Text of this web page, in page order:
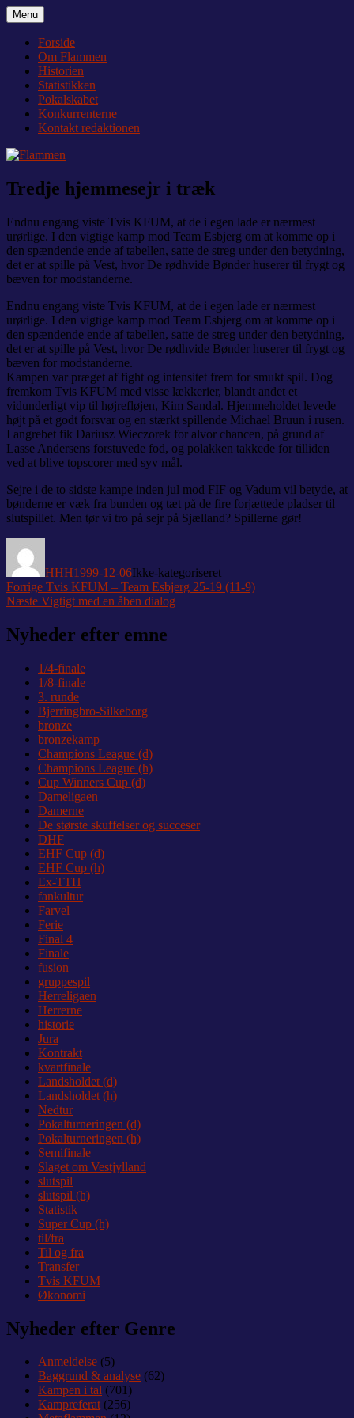
Videre
til
indhold
Flammen
Nyheder og debat om Team Tvis Holstebro
Menu
Forside
Om Flammen
Historien
Statistikken
Pokalskabet
Konkurrenterne
Kontakt redaktionen
Tredje hjemmesejr i træk
Endnu engang viste Tvis KFUM, at de i egen lade er nærmest
urørlige. I den vigtige kamp mod Team Esbjerg om at komme op i
den spændende ende af tabellen, satte de streg under den betydning,
det er at spille på Vest, hvor De rødhvide Bønder huserer til frygt og
bæven for modstanderne.
Endnu engang viste Tvis KFUM, at de i egen lade er nærmest
urørlige. I den vigtige kamp mod Team Esbjerg om at komme op i
den spændende ende af tabellen, satte de streg under den betydning,
det er at spille på Vest, hvor De rødhvide Bønder huserer til frygt og
bæven for modstanderne.
Kampen var præget af fight og intensitet frem for smukt spil. Dog
fremkom Tvis KFUM med visse lækkerier, blandt andet et
vidunderligt vip til højrefløjen, Kim Sandal. Hjemmeholdet levede
højt på et godt forsvar og en stærkt spillende Michael Bruun i rusen.
I angrebet fik Dariusz Wieczorek for alvor chancen, på grund af
Lasse Andersens forstuvede fod, og polakken takkede for tilliden
ved at blive topscorer med syv mål.
Sejre i de to sidste kampe inden jul mod FIF og Vadum vil betyde, at
bønderne er væk fra bunden og tæt på de fire forjættede pladser til
slutspillet. Men tør vi tro på sejr på Sjælland? Spillerne gør!
HHH1999-12-06Ikke-kategoriseret
Indlægsnavigation
Forrige Forrige
indlæg:
Tvis KFUM – Team Esbjerg 25-19 (11-9)
Næste Næste
Vigtigt med en åben dialog
Nyheder efter emne
1/4-finale
1/8-finale
3. runde
Bjerringbro-Silkeborg
bronze
bronzekamp
Champions League (d)
Champions League (h)
Cup Winners Cup (d)
Dameligaen
Damerne
De største skuffelser og succeser
DHF
EHF Cup (d)
EHF Cup (h)
Ex-TTH
fankultur
Farvel
Ferie
Final 4
Finale
fusion
gruppespil
Herreligaen
Herrerne
historie
Jura
Kontrakt
kvartfinale
Landsholdet (d)
Landsholdet (h)
Nedtur
Pokalturneringen (d)
Pokalturneringen (h)
Semifinale
Slaget om Vestjylland
slutspil
slutspil (h)
Statistik
Super Cup (h)
til/fra
Til og fra
Transfer
Tvis KFUM
Økonomi
Nyheder efter Genre
Anmeldelse (5)
Baggrund & analyse (62)
Kampen i tal (701)
Kampreferat(256)